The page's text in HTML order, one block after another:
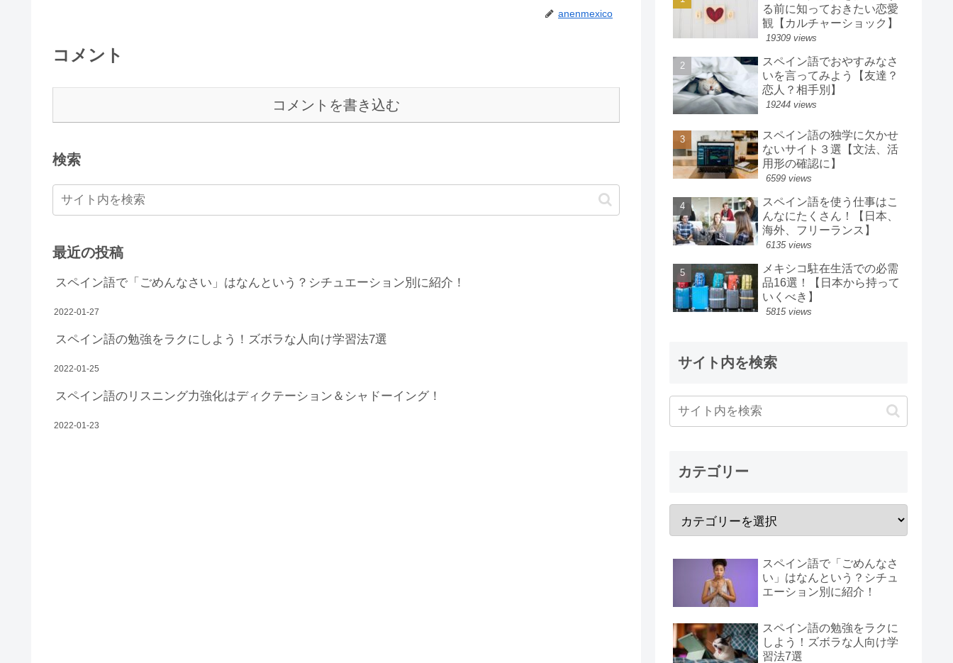
anenmexico
コメント
コメントを書き込む
検索
最近の投稿
スペイン語で「ごめんなさい」はなんという？シチュエーション別に紹介！
2022-01-27
スペイン語の勉強をラクにしよう！ズボラな人向け学習法7選
2022-01-25
スペイン語のリスニング力強化はディクテーション＆シャドーイング！
2022-01-23
る前に知っておきたい恋愛
観【カルチャーショック】
19309 views
スペイン語でおやすみなさ
いを言ってみよう【友達？
恋人？相手別】
19244 views
スペイン語の独学に欠かせ
ないサイト３選【文法、活
用形の確認に】
6599 views
スペイン語を使う仕事はこ
んなにたくさん！【日本、
海外、フリーランス】
6135 views
メキシコ駐在生活での必需
品16選！【日本から持って
いくべき】
5815 views
サイト内を検索
カテゴリー
スペイン語で「ごめんなさ
い」はなんという？シチュ
エーション別に紹介！
スペイン語の勉強をラクに
しよう！ズボラな人向け学
習法7選